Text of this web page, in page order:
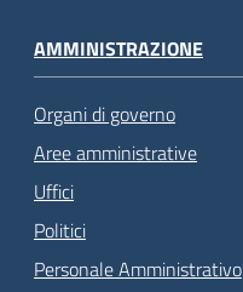
AMMINISTRAZIONE
Organi di governo
Aree amministrative
Uffici
Politici
Personale Amministrativo